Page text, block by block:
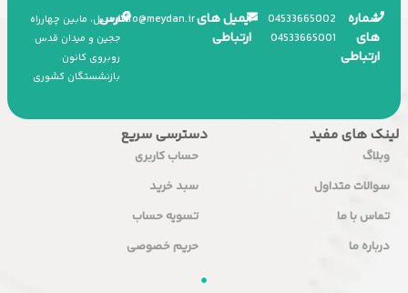
شماره
های
ارتباطی
04533665002
04533665001
ایمیل های
ارتباطی
info@meydan.ir آدرس
اردبیل، مابین چهارراه
ججین و میدان قدس
روبروی کانون
بازنشستگان کشوری
لینک های مفید
وبلاگ
سوالات متداول
تماس با ما
درباره ما
دسترسی سریع
حساب کاربری
سبد خرید
تسویه حساب
حریم خصوصی